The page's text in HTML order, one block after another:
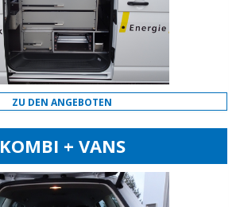
ZU DEN ANGEBOTEN
KOMBI + VANS